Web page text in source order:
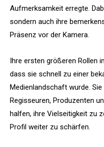
Aufmerksamkeit erregte.
sondern auch ihre
Präsenz vor der Kamera.
Ihre ersten größeren Rollen
dass sie schnell zu einer
Medienlandschaft wurde.
Regisseuren, Produzenten
halfen, ihre Vielseitigkeit zu
Profil weiter zu schärfen.